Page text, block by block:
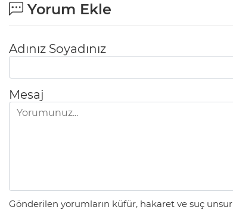
Yorum Ekle
Adınız Soyadınız
Mesaj
Gönderilen yorumların küfür, hakaret ve suç